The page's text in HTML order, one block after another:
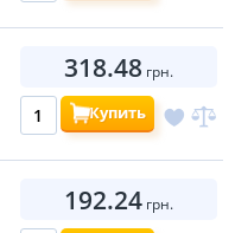
318.48 грн.
Купить
192.24 грн.